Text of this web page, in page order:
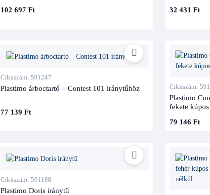
102 697 Ft 32 431 Ft
Cikkszám: 591247
Plastimo árboctartó – Contest 101 iránytűhöz
77 139 Ft
Cikkszám:
Plastimo
fekete
79 146 Ft
Cikkszám: 591188
Plastimo Doris iránytű